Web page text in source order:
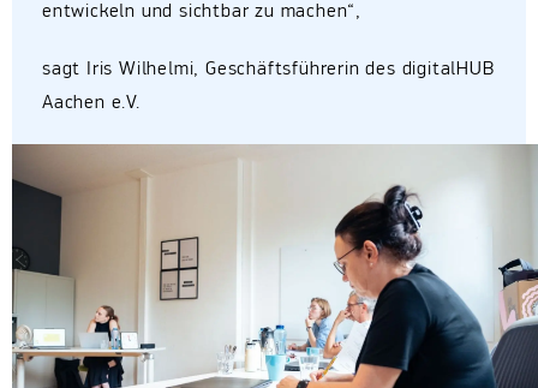
entwickeln und sichtbar zu machen“,
sagt Iris Wilhelmi, Geschäftsführerin des digitalHUB
Aachen e.V.